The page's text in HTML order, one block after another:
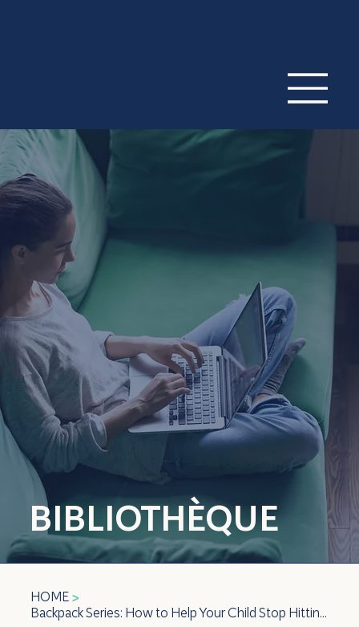
BIBLIOTHÈQUE
HOME>
Backpack Series: How to Help Your Child Stop Hitting and Pushing